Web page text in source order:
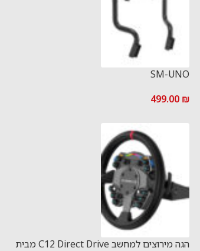
SM-UNO
499.00 ₪
הגה מירוצים למחשב C12 Direct Drive מבית